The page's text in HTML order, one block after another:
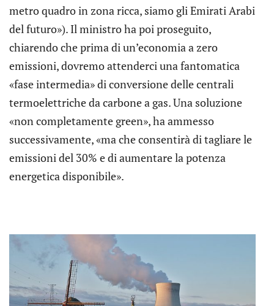
metro quadro in zona ricca, siamo gli Emirati Arabi
del futuro»). Il ministro ha poi proseguito,
chiarendo che prima di un’economia a zero
emissioni, dovremo attenderci una fantomatica
«fase intermedia» di conversione delle centrali
termoelettriche da carbone a gas. Una soluzione
«non completamente green», ha ammesso
successivamente, «ma che consentirà di tagliare le
emissioni del 30% e di aumentare la potenza
energetica disponibile».